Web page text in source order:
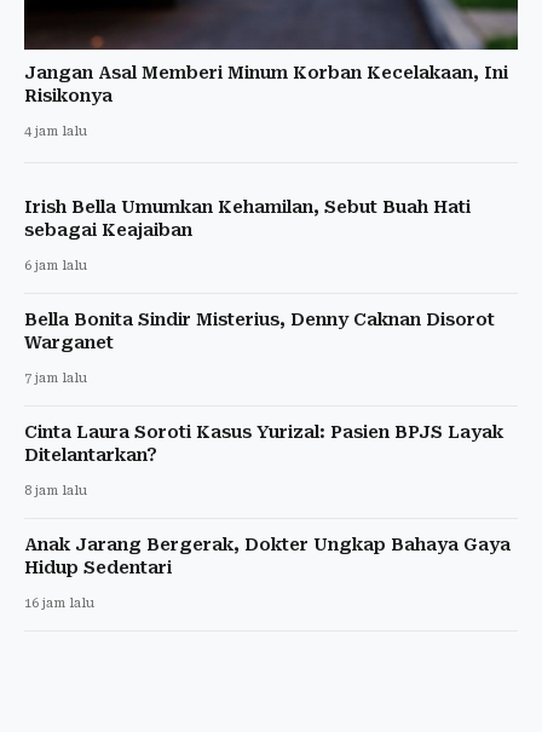
Jangan Asal Memberi Minum Korban Kecelakaan, Ini
Risikonya
4 jam lalu
Irish Bella Umumkan Kehamilan, Sebut Buah Hati
sebagai Keajaiban
6 jam lalu
Bella Bonita Sindir Misterius, Denny Caknan Disorot
Warganet
7 jam lalu
Cinta Laura Soroti Kasus Yurizal: Pasien BPJS Layak
Ditelantarkan?
8 jam lalu
Anak Jarang Bergerak, Dokter Ungkap Bahaya Gaya
Hidup Sedentari
16 jam lalu